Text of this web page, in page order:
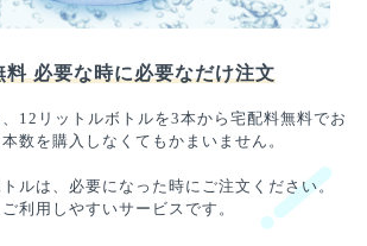
料 必要な時に必要なだけ注文
12リットルボトルを3本から宅配料無料でお
数を購入しなくてもかまいません。
ルは、必要になった時にご注文ください。
利用しやすいサービスです。